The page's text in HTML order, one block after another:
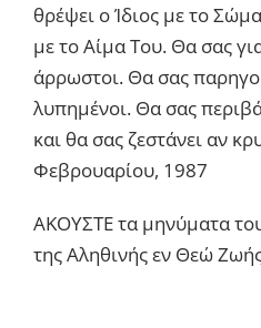
θρέψει ο Ίδιος με το
με το Αίμα Του. Θα σας
άρρωστοι. Θα σας
λυπημένοι. Θα σας
και θα σας ζεστάνει αν
Φεβρουαρίου, 1987
ΑΚΟΥΣΤΕ τα μηνύματα
της Αληθινής εν Θεώ